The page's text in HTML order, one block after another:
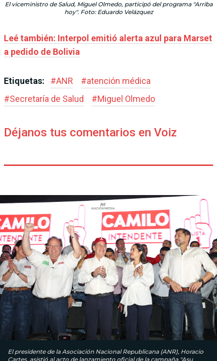
El viceministro de Salud, Miguel Olmedo, participó del programa "Arriba
hoy". Foto: Eduardo Velázquez
Leé también: Interpol emitió alerta azul para Marset
a pedido de Bolivia
Etiquetas: #ANR #atención médica
#Secretaría de Salud #Miguel Olmedo
Déjanos tus comentarios en Voiz
El presidente de la Asociación Nacional Republicana (ANR), Horacio
Cartes, asistió al acto de lanzamiento oficial de la campaña "Asu